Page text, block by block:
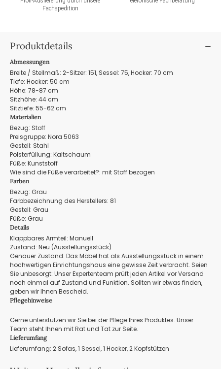
Fachspedition
Produktdetails
Abmessungen
Breite / Stellmaß: 2-Sitzer: 151, Sessel: 75, Hocker: 70 cm
Tiefe: Hocker: 50 cm
Höhe: 78-87 cm
Sitzhöhe: 44 cm
Sitztiefe: 55-62 cm
Materialien
Bezug: Stoff
Preisgruppe: Nora 5063
Gestell: Stahl
Polsterfüllung: Kaltschaum
Füße: Kunststoff
Wie sind die Füße verarbeitet?: mit Stoff bezogen
Farben
Bezug: Grau
Farbbezeichnung des Herstellers: 81
Gestell: Grau
Füße: Grau
Details
Klappbares Armteil: Manuell
Zustand: Neu (Ausstellungsstück)
Genauer Zustand: Das Möbel hat als Ausstellungsstück in einem
hochwertigen Einrichtungshaus eine gewisse Zeit verbracht. Seien
Sie unbesorgt: Unser Expertenteam prüft jeden Artikel vor Versand
noch einmal auf Zustand und Funktion. Sollten wir etwas finden,
geben wir Ihnen Bescheid.
Pflegehinweise
Gerne unterstützen wir Sie bei der Pflege Ihres Produktes. Unser
Team steht Ihnen mit Rat und Tat zur Seite.
Lieferumfang
Lieferumfang: 2 Sofas, 1 Sessel, 1 Hocker, 2 Kopfstützen